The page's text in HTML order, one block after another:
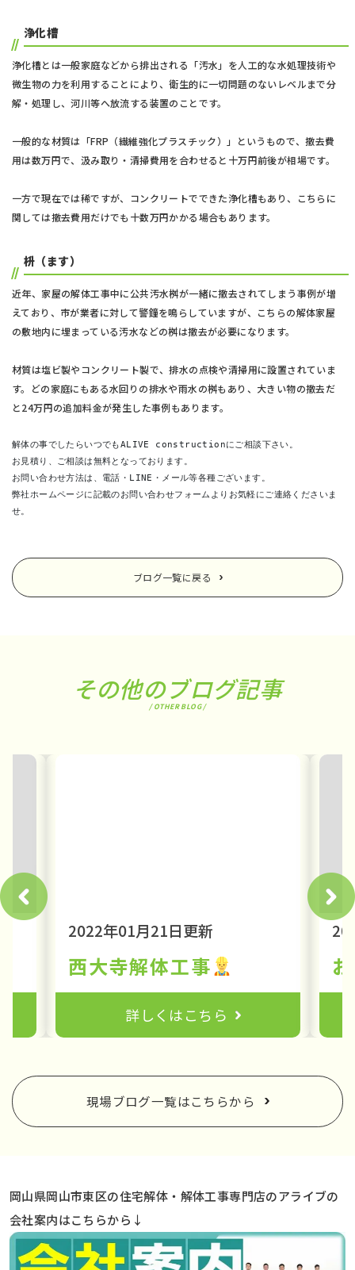
浄化槽
浄化槽とは一般家庭などから排出される「汚水」を人工的な水処理技術や
微生物の力を利用することにより、衛生的に一切問題のないレベルまで分
解・処理し、河川等へ放流する装置のことです。
一般的な材質は「FRP（繊維強化プラスチック）」というもので、撤去費
用は数万円で、汲み取り・清掃費用を合わせると十万円前後が相場です。
一方で現在では稀ですが、コンクリートでできた浄化槽もあり、こちらに
関しては撤去費用だけでも十数万円かかる場合もあります。
枡（ます）
近年、家屋の解体工事中に公共汚水桝が一緒に撤去されてしまう事例が増
えており、市が業者に対して警鐘を鳴らしていますが、こちらの解体家屋
の敷地内に埋まっている汚水などの桝は撤去が必要になります。
材質は塩ビ製やコンクリート製で、排水の点検や清掃用に設置されていま
す。どの家庭にもある水回りの排水や雨水の桝もあり、大きい物の撤去だ
と24万円の追加料金が発生した事例もあります。
解体の事でしたらいつでもALIVE constructionにご相談下さい。
お見積り、ご相談は無料となっております。
お問い合わせ方法は、電話・LINE・メール等各種ございます。
弊社ホームページに記載のお問い合わせフォームよりお気軽にご連絡くださいま
せ。
ブログ一覧に戻る
その他のブログ記事
/ OTHER BLOG /
2022年01月21日更新
西大寺解体工事
詳しくはこちら
現場ブログ一覧はこちらから
岡山県岡山市東区の住宅解体・解体工事専門店のアライブの
会社案内はこちらから↓